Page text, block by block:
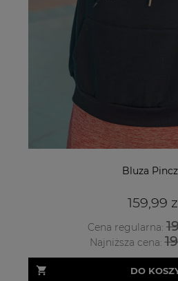
Bluza
159,99
Cena regularna:
Najniższa cena:
DO